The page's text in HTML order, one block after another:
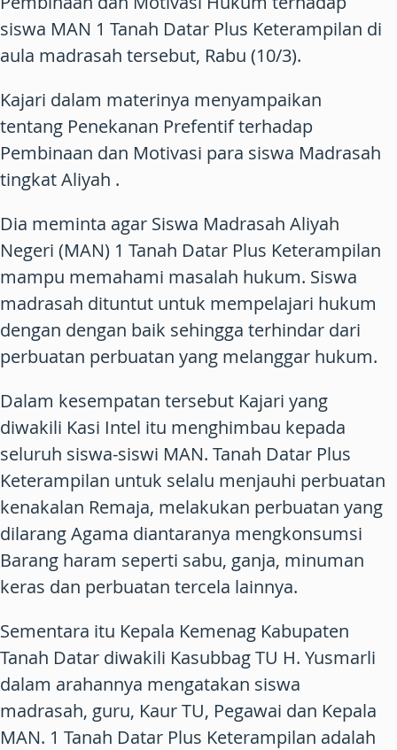
siswa MAN 1 Tanah Datar Plus Keterampilan di
aula madrasah tersebut, Rabu (10/3).
Kajari dalam materinya menyampaikan
tentang Penekanan Prefentif terhadap
Pembinaan dan Motivasi para siswa Madrasah
tingkat Aliyah .
Dia meminta agar Siswa Madrasah Aliyah
Negeri (MAN) 1 Tanah Datar Plus Keterampilan
mampu memahami masalah hukum. Siswa
madrasah dituntut untuk mempelajari hukum
dengan dengan baik sehingga terhindar dari
perbuatan perbuatan yang melanggar hukum.
Dalam kesempatan tersebut Kajari yang
diwakili Kasi Intel itu menghimbau kepada
seluruh siswa-siswi MAN. Tanah Datar Plus
Keterampilan untuk selalu menjauhi perbuatan
kenakalan Remaja, melakukan perbuatan yang
dilarang Agama diantaranya mengkonsumsi
Barang haram seperti sabu, ganja, minuman
keras dan perbuatan tercela lainnya.
Sementara itu Kepala Kemenag Kabupaten
Tanah Datar diwakili Kasubbag TU H. Yusmarli
dalam arahannya mengatakan siswa
madrasah, guru, Kaur TU, Pegawai dan Kepala
MAN. 1 Tanah Datar Plus Keterampilan adalah